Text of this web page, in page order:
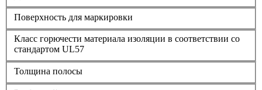
Поверхность для маркировки
Класс горючести материала изоляции в соответствии со
стандартом UL57
Толщина полосы